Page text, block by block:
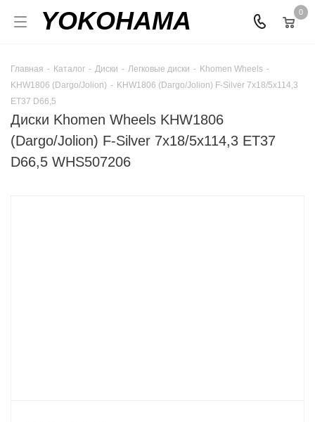
YOKOHAMA 0
Главная - Каталог - Диски - Легковые диски - Khomen Wheels -
KHW1806 (Dargo/Jolion) - KHW1806 (Dargo/Jolion) F-Silver 7x18/5x114,3
ET37 D66,5
Диски Khomen Wheels KHW1806
(Dargo/Jolion) F-Silver 7x18/5x114,3 ET37
D66,5 WHS507206